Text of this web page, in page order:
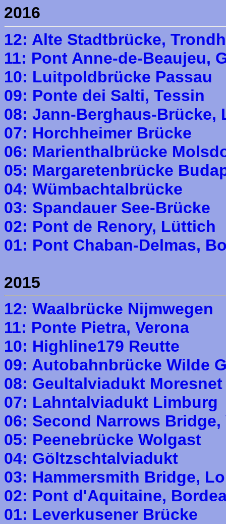
2016
12: Alte Stadtbrücke,
11: Pont Anne-de-Beaujeu,
10: Luitpoldbrücke Passau
09: Ponte dei Salti, Tessin
08: Jann-Berghaus-Brücke,
07: Horchheimer Brücke
06: Marienthalbrücke
05: Margaretenbrücke
04: Wümbachtalbrücke
03: Spandauer See-Brücke
02: Pont de Renory, Lüttich
01: Pont Chaban-Delmas,
2015
12: Waalbrücke Nijmwegen
11: Ponte Pietra, Verona
10: Highline179 Reutte
09: Autobahnbrücke Wilde
08: Geultalviadukt Moresnet
07: Lahntalviadukt Limburg
06: Second Narrows Bridge,
05: Peenebrücke Wolgast
04: Göltzschtalviadukt
03: Hammersmith Bridge,
02: Pont d'Aquitaine,
01: Leverkusener Brücke